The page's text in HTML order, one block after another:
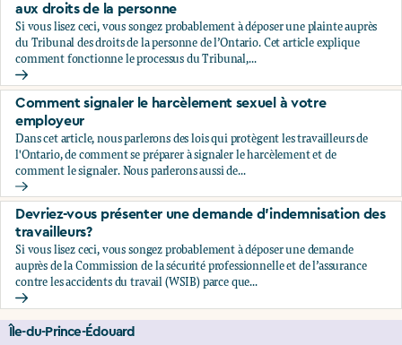
aux droits de la personne
Si vous lisez ceci, vous songez probablement à déposer une plainte auprès
du Tribunal des droits de la personne de l’Ontario. Cet article explique
comment fonctionne le processus du Tribunal,...
Comment décider de déposer ou non une plainte relative
Comment signaler le harcèlement sexuel à votre
employeur
Dans cet article, nous parlerons des lois qui protègent les travailleurs de
l'Ontario, de comment se préparer à signaler le harcèlement et de
comment le signaler. Nous parlerons aussi de...
Comment signaler le harcèlement sexuel à votre employeur
Devriez-vous présenter une demande d'indemnisation des
travailleurs?
Si vous lisez ceci, vous songez probablement à déposer une demande
auprès de la Commission de la sécurité professionnelle et de l’assurance
contre les accidents du travail (WSIB) parce que...
Devriez-vous présenter une demande d'indemnisation des
Île-du-Prince-Édouard